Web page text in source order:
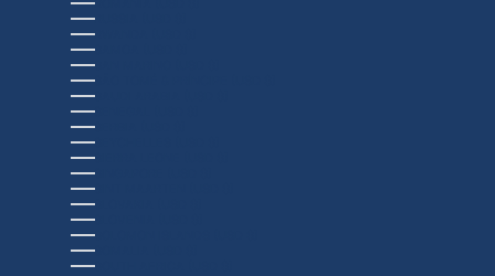
RUSSIA (USD $)
RWANDA (USD $)
SAMOA (USD $)
SAN MARINO (USD $)
SÃO TOMÉ & PRÍNCIPE (USD $)
SAUDI ARABIA (USD $)
SENEGAL (USD $)
SERBIA (USD $)
SEYCHELLES (USD $)
SIERRA LEONE (USD $)
SINGAPORE (USD $)
SINT MAARTEN (USD $)
SLOVAKIA (USD $)
SLOVENIA (USD $)
SOLOMON ISLANDS (USD $)
SOMALIA (USD $)
SOUTH AFRICA (USD $)